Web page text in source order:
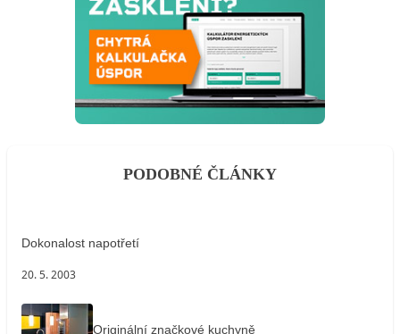
PODOBNÉ ČLÁNKY
Dokonalost napotřetí
20. 5. 2003
Originální značkové kuchyně